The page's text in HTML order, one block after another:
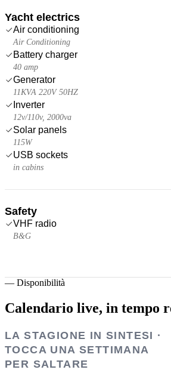
Yacht electrics
Air conditioning
Air Conditioning
Battery charger
40 amp
Generator
11KVA 220V 50HZ
Inverter
12v/110v, 2000va
Solar panels
115W
USB sockets
in cabins
Safety
VHF radio
B&G
— Disponibilità
Calendario live, in tempo
LA STAGIONE IN SINTESI ·
TOCCA UNA SETTIMANA
PER SALTARE